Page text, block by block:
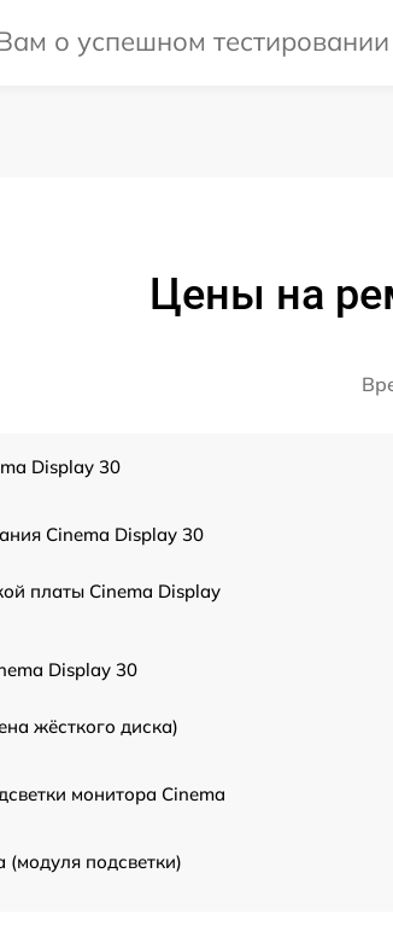
о успешном тестировании
Цены на
Display 30
Cinema Display 30
платы Cinema Display
Display 30
жёсткого диска)
монитора Cinema
(модуля подсветки)